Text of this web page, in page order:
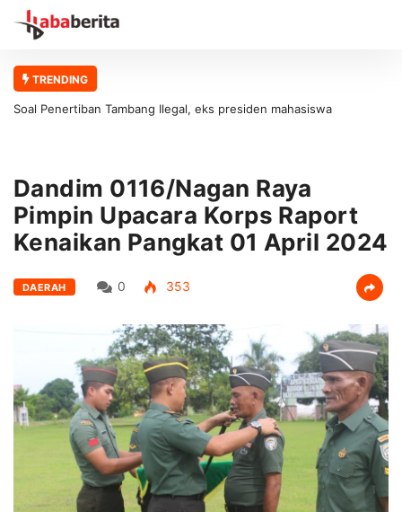
TRENDING
Soal Penertiban Tambang Ilegal, eks presiden mahasiswa
Dandim 0116/Nagan Raya
Pimpin Upacara Korps Raport
Kenaikan Pangkat 01 April 2024
DAERAH 0 353